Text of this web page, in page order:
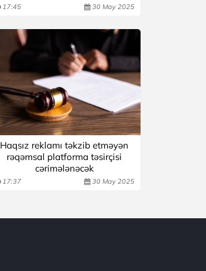
17:45 30 May 2025
Haqsız reklamı təkzib etməyən
rəqəmsal platforma təsirçisi
cərimələnəcək
17:37 30 May 2025